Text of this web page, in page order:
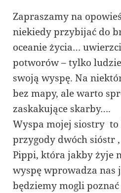
Zapraszamy na
niekiedy przybijać do
oceanie życia…
potworów – tylko
swoją wyspę. Na
bez mapy, ale warto
zaskakujące skarby….
Wyspa mojej siostry to
przygody dwóch sióstr
Pippi, która jakby żyje
wyspę wprowadza nas
będziemy mogli